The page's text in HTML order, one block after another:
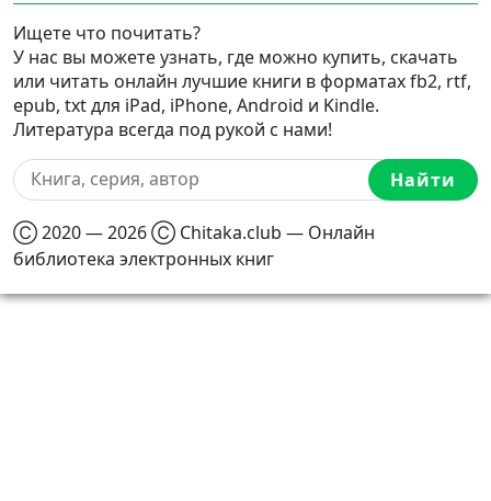
Ищете что почитать?
У нас вы можете узнать, где можно купить, скачать
или читать онлайн лучшие книги в форматах fb2, rtf,
epub, txt для iPad, iPhone, Android и Kindle.
Литература всегда под рукой с нами!
Найти
Ⓒ 2020 — 2026 Ⓒ Chitaka.club — Онлайн
библиотека электронных книг